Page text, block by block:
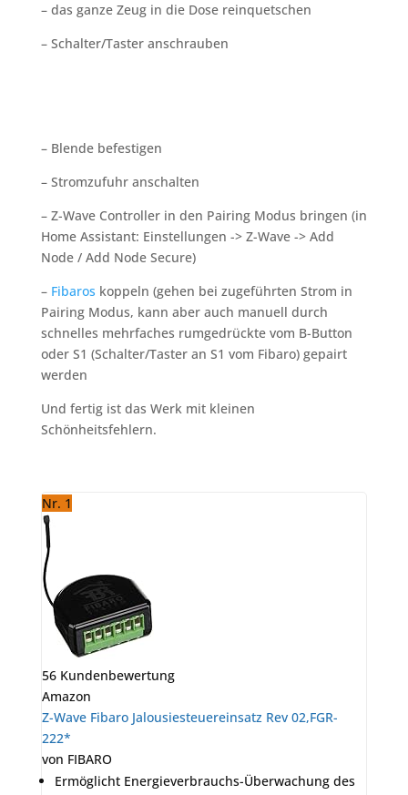
– das ganze Zeug in die Dose reinquetschen
– Schalter/Taster anschrauben
– Blende befestigen
– Stromzufuhr anschalten
– Z-Wave Controller in den Pairing Modus bringen (in
Home Assistant: Einstellungen -> Z-Wave -> Add
Node / Add Node Secure)
– Fibaros koppeln (gehen bei zugeführten Strom in
Pairing Modus, kann aber auch manuell durch
schnelles mehrfaches rumgedrückte vom B-Button
oder S1 (Schalter/Taster an S1 vom Fibaro) gepairt
werden
Und fertig ist das Werk mit kleinen
Schönheitsfehlern.
Nr. 1
56 Kundenbewertung
Amazon
Z-Wave Fibaro Jalousiesteuereinsatz Rev 02,FGR-
222*
von FIBARO
Ermöglicht Energieverbrauchs-Überwachung des